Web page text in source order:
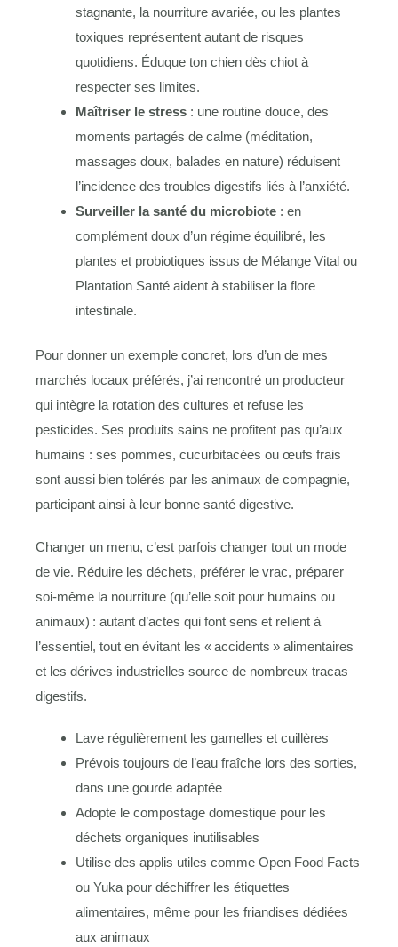
stagnante, la nourriture avariée, ou les plantes
toxiques représentent autant de risques
quotidiens. Éduque ton chien dès chiot à
respecter ses limites.
Maîtriser le stress : une routine douce, des
moments partagés de calme (méditation,
massages doux, balades en nature) réduisent
l’incidence des troubles digestifs liés à l’anxiété.
Surveiller la santé du microbiote : en
complément doux d’un régime équilibré, les
plantes et probiotiques issus de Mélange Vital ou
Plantation Santé aident à stabiliser la flore
intestinale.
Pour donner un exemple concret, lors d’un de mes
marchés locaux préférés, j’ai rencontré un producteur
qui intègre la rotation des cultures et refuse les
pesticides. Ses produits sains ne profitent pas qu’aux
humains : ses pommes, cucurbitacées ou œufs frais
sont aussi bien tolérés par les animaux de compagnie,
participant ainsi à leur bonne santé digestive.
Changer un menu, c’est parfois changer tout un mode
de vie. Réduire les déchets, préférer le vrac, préparer
soi-même la nourriture (qu’elle soit pour humains ou
animaux) : autant d’actes qui font sens et relient à
l’essentiel, tout en évitant les « accidents » alimentaires
et les dérives industrielles source de nombreux tracas
digestifs.
Lave régulièrement les gamelles et cuillères
Prévois toujours de l’eau fraîche lors des sorties,
dans une gourde adaptée
Adopte le compostage domestique pour les
déchets organiques inutilisables
Utilise des applis utiles comme Open Food Facts
ou Yuka pour déchiffrer les étiquettes
alimentaires, même pour les friandises dédiées
aux animaux